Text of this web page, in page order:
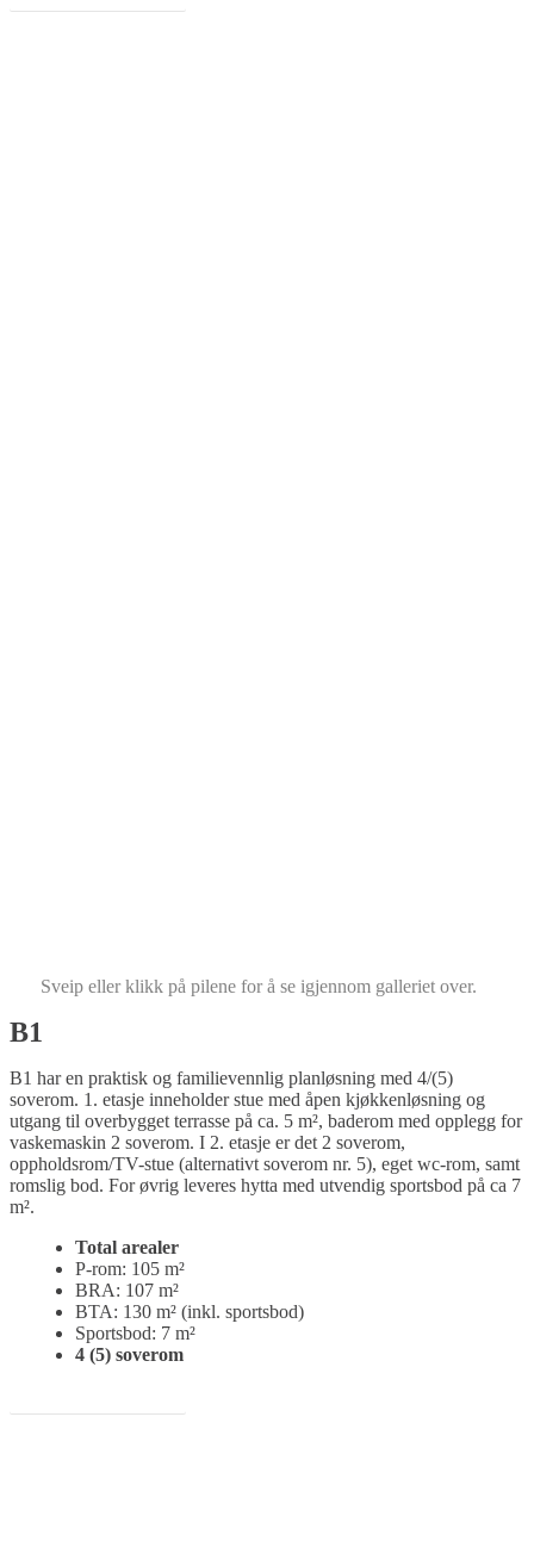
Sveip eller klikk på pilene for å se igjennom galleriet over.
B1
B1 har en praktisk og familievennlig planløsning med 4/(5)
soverom. 1. etasje inneholder stue med åpen kjøkkenløsning og
utgang til overbygget terrasse på ca. 5 m², baderom med opplegg for
vaskemaskin 2 soverom. I 2. etasje er det 2 soverom,
oppholdsrom/TV-stue (alternativt soverom nr. 5), eget wc-rom, samt
romslig bod. For øvrig leveres hytta med utvendig sportsbod på ca 7
m².
Total arealer
P-rom: 105 m²
BRA: 107 m²
BTA: 130 m² (inkl. sportsbod)
Sportsbod: 7 m²
4 (5) soverom